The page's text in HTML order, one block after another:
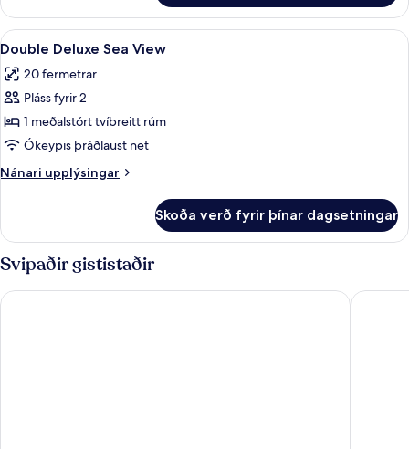
Deluxe
Skoða
allar
myndir
fyrir
Double
Deluxe
Sea
View
Ítölsk Frette-rúmföt, rúmföt af
11
Double Deluxe Sea View
20 fermetrar
Pláss fyrir 2
1 meðalstórt tvíbreitt rúm
Ókeypis þráðlaust net
Nánari upplýsingar
Nánari
Deluxe
Sea
View
Skoða verð fyrir þínar dagsetningar
Svipaðir gististaðir
Etrus Boutique Room Amalfi